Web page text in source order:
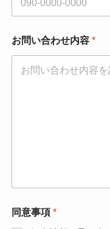
お問い合わせ内容 *
同意事項 *